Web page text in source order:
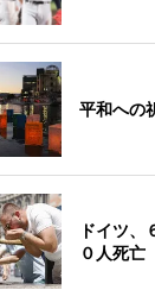
平和への
ドイツ、
０人死亡